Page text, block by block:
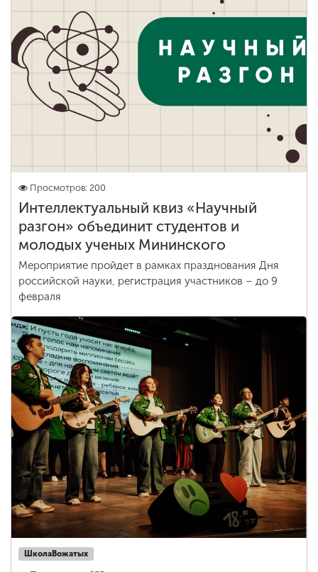
Просмотров: 200
Интеллектуальный квиз «Научный
разгон» объединит студентов и
молодых ученых Мининского
Мероприятие пройдет в рамках празднования Дня
российской науки, регистрация участников – до 9
февраля
ШколаВожатых